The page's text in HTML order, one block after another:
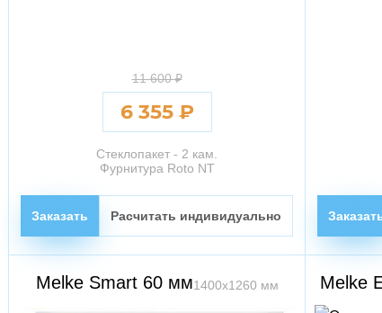
11 600 ₽
6 355 ₽
Стеклопакет - 2 кам.
Фурнитура Roto NT
Заказать Расчитать индивидуально
Melke Smart 60 мм1400х1260 мм Melke